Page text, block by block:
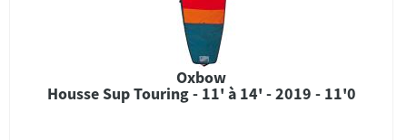
Oxbow
Housse Sup Touring - 11' à 14' - 2019 - 11'0